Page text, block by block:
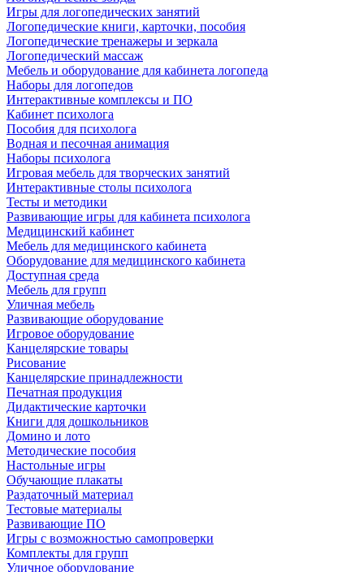
Игры для логопедических занятий
Логопедические книги, карточки, пособия
Логопедические тренажеры и зеркала
Логопедический массаж
Мебель и оборудование для кабинета логопеда
Наборы для логопедов
Интерактивные комплексы и ПО
Кабинет психолога
Пособия для психолога
Водная и песочная анимация
Наборы психолога
Игровая мебель для творческих занятий
Интерактивные столы психолога
Тесты и методики
Развивающие игры для кабинета психолога
Медицинский кабинет
Мебель для медицинского кабинета
Оборудование для медицинского кабинета
Доступная среда
Мебель для групп
Уличная мебель
Развивающие оборудование
Игровое оборудование
Канцелярские товары
Рисование
Канцелярские принадлежности
Печатная продукция
Дидактические карточки
Книги для дошкольников
Домино и лото
Методические пособия
Настольные игры
Обучающие плакаты
Раздаточный материал
Тестовые материалы
Развивающие ПО
Игры с возможностью самопроверки
Комплекты для групп
Уличное оборудование